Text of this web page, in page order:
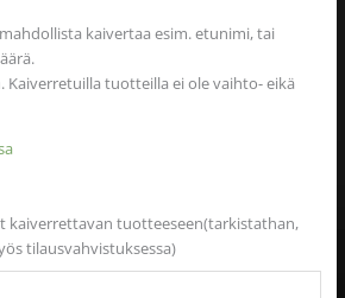
kaivertaa esim. etunimi, tai
Kaiverretuilla tuotteilla ei ole vaihto- eikä
kaiverrettavan tuotteeseen(tarkistathan,
tilausvahvistuksessa)